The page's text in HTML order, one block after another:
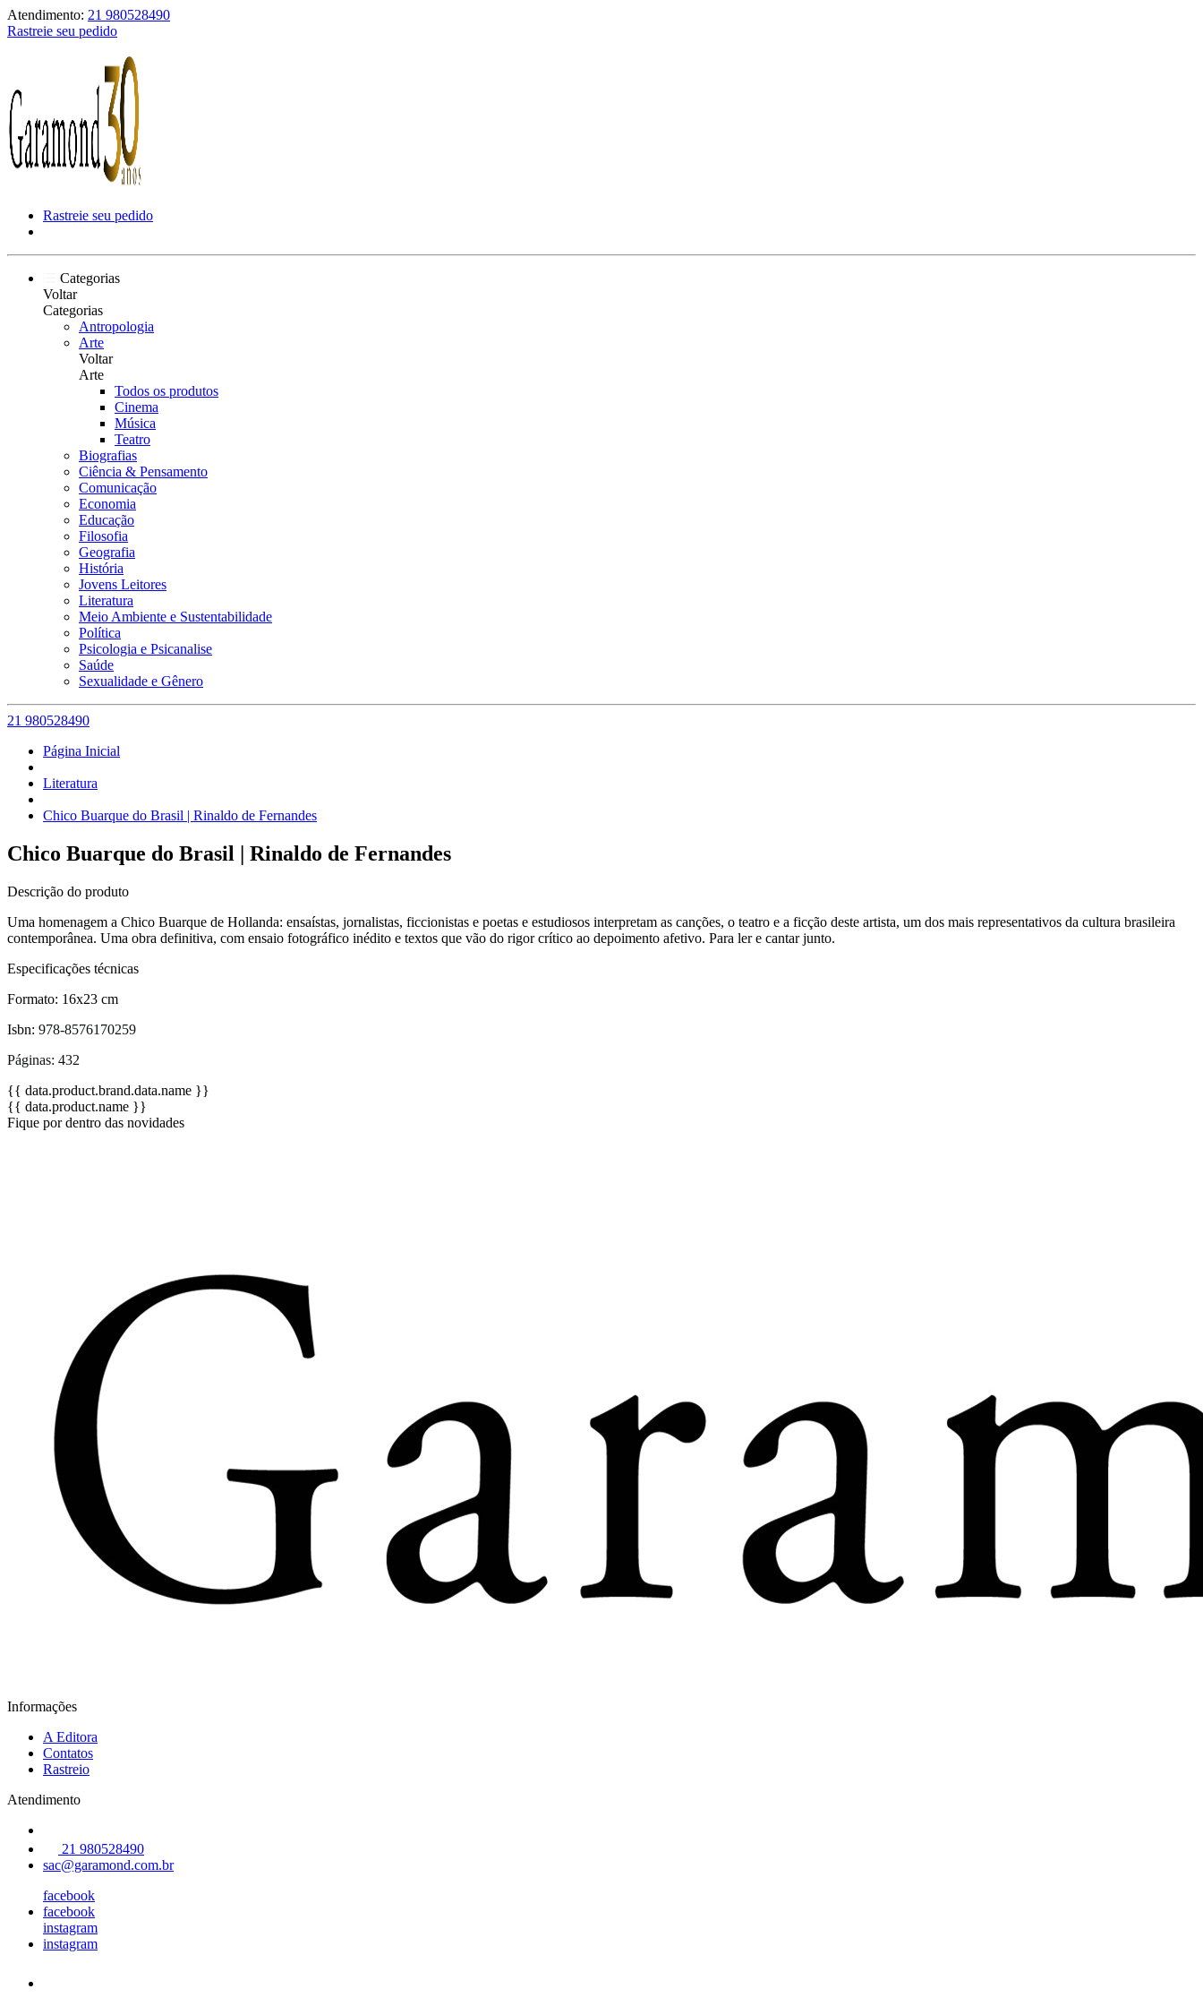
Atendimento: 21 980528490
Rastreie seu pedido
Rastreie seu pedido
Categorias
Voltar
Categorias
Antropologia
Arte
Voltar
Arte
Todos os produtos
Cinema
Música
Teatro
Biografias
Ciência & Pensamento
Comunicação
Economia
Educação
Filosofia
Geografia
História
Jovens Leitores
Literatura
Meio Ambiente e Sustentabilidade
Política
Psicologia e Psicanalise
Saúde
Sexualidade e Gênero
21 980528490
Página Inicial
Literatura
Chico Buarque do Brasil | Rinaldo de Fernandes
Chico Buarque do Brasil | Rinaldo de Fernandes
Descrição do produto
Uma homenagem a Chico Buarque de Hollanda: ensaístas, jornalistas, ficcionistas e poetas e estudiosos interpretam as canções, o teatro e a ficção deste artista, um dos mais representativos da cultura brasileira
contemporânea. Uma obra definitiva, com ensaio fotográfico inédito e textos que vão do rigor crítico ao depoimento afetivo. Para ler e cantar junto.
Especificações técnicas
Formato: 16x23 cm
Isbn: 978-8576170259
Páginas: 432
{{ data.product.brand.data.name }}
{{ data.product.name }}
Fique por dentro das novidades
Informações
A Editora
Contatos
Rastreio
Atendimento
21 980528490
sac@garamond.com.br
facebook
facebook
instagram
instagram